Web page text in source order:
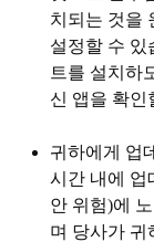
치되는 것을
설정할 수 있
트를 설치하
신 앱을 확인
귀하에게 업
시간 내에 업
안 위험)에
며 당사가 귀